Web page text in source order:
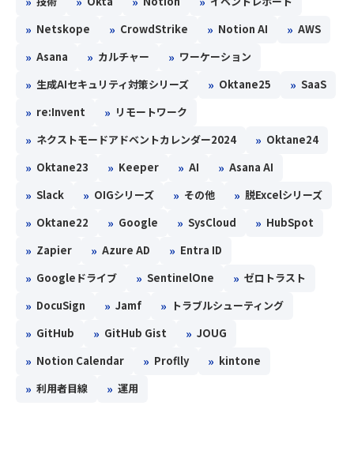
» Netskope » CrowdStrike » Notion AI » AWS
» Asana » カルチャー » ワーケーション
» 生成AIセキュリティ対策シリーズ » Oktane25 » SaaS
» re:Invent » リモートワーク
» ネクストモードアドベントカレンダー2024 » Oktane24
» Oktane23 » Keeper » AI » Asana AI
» Slack » OIGシリーズ » その他 » 脱Excelシリーズ
» Oktane22 » Google » SysCloud » HubSpot
» Zapier » Azure AD » Entra ID
» Googleドライブ » SentinelOne » ゼロトラスト
» DocuSign » Jamf » トラブルシューティング
» GitHub » GitHub Gist » JOUG
» Notion Calendar » Proflly » kintone
» 利用者目線 » 運用